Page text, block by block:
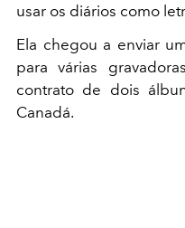
usar os diários como
Ela chegou a enviar
para várias
contrato de dois
Canadá.